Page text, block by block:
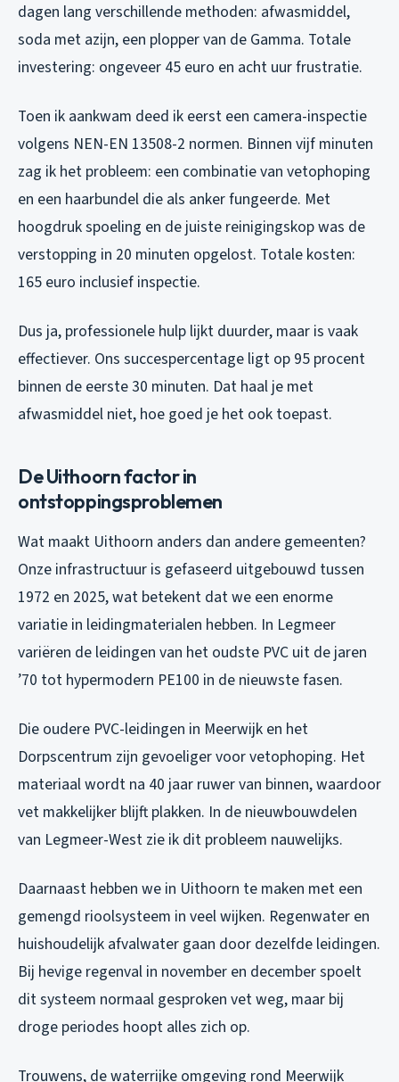
dagen lang verschillende methoden: afwasmiddel,
soda met azijn, een plopper van de Gamma. Totale
investering: ongeveer 45 euro en acht uur frustratie.
Toen ik aankwam deed ik eerst een camera-inspectie
volgens NEN-EN 13508-2 normen. Binnen vijf minuten
zag ik het probleem: een combinatie van vetophoping
en een haarbundel die als anker fungeerde. Met
hoogdruk spoeling en de juiste reinigingskop was de
verstopping in 20 minuten opgelost. Totale kosten:
165 euro inclusief inspectie.
Dus ja, professionele hulp lijkt duurder, maar is vaak
effectiever. Ons succespercentage ligt op 95 procent
binnen de eerste 30 minuten. Dat haal je met
afwasmiddel niet, hoe goed je het ook toepast.
De Uithoorn factor in
ontstoppingsproblemen
Wat maakt Uithoorn anders dan andere gemeenten?
Onze infrastructuur is gefaseerd uitgebouwd tussen
1972 en 2025, wat betekent dat we een enorme
variatie in leidingmaterialen hebben. In Legmeer
variëren de leidingen van het oudste PVC uit de jaren
’70 tot hypermodern PE100 in de nieuwste fasen.
Die oudere PVC-leidingen in Meerwijk en het
Dorpscentrum zijn gevoeliger voor vetophoping. Het
materiaal wordt na 40 jaar ruwer van binnen, waardoor
vet makkelijker blijft plakken. In de nieuwbouwdelen
van Legmeer-West zie ik dit probleem nauwelijks.
Daarnaast hebben we in Uithoorn te maken met een
gemengd rioolsysteem in veel wijken. Regenwater en
huishoudelijk afvalwater gaan door dezelfde leidingen.
Bij hevige regenval in november en december spoelt
dit systeem normaal gesproken vet weg, maar bij
droge periodes hoopt alles zich op.
Trouwens, de waterrijke omgeving rond Meerwijk